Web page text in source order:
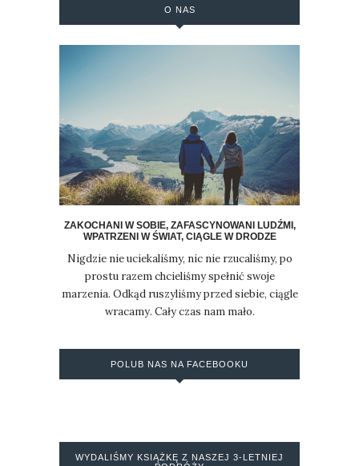
O NAS
ZAKOCHANI W SOBIE, ZAFASCYNOWANI LUDŹMI,
WPATRZENI W ŚWIAT, CIĄGLE W DRODZE
Nigdzie nie uciekaliśmy, nic nie rzucaliśmy, po
prostu razem chcieliśmy spełnić swoje
marzenia. Odkąd ruszyliśmy przed siebie, ciągle
wracamy. Cały czas nam mało.
POLUB NAS NA FACEBOOKU
WYDALIŚMY KSIĄŻKĘ Z NASZEJ 3-LETNIEJ